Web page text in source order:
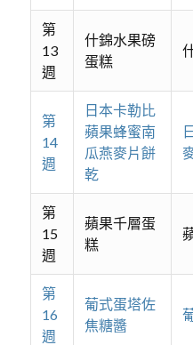
第
13
週
什錦水果磅
蛋糕
第
14
週
日本卡勒比
蘋果蜂蜜南
瓜燕麥片餅
乾
第
15
週
蘋果千層蛋
糕
第
16
週
葡式蛋塔佐
焦糖醬